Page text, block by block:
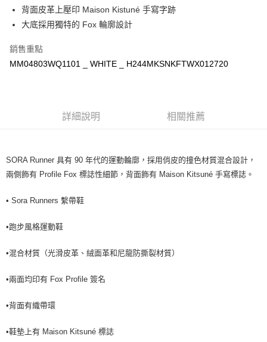
背面皮革上壓印 Maison Kistuné 手寫字跡
大底採用獨特的 Fox 輪廓設計
銷售重點
MM04803WQ1101 _ WHITE _ H244MKSNKFTWX012720
詳細說明 相關推薦
SORA Runner 具有 90 年代的運動輪廓，採用俏皮的撞色材質混合設計，
兩側飾有 Profile Fox 標誌性細節，背面飾有 Maison Kitsuné 手寫標誌。
• Sora Runners 繫帶鞋
•跑步風格運動鞋
•混合材質（光滑皮革、絨面革和尼龍防撕裂材質）
•兩面均印有 Fox Profile 簽名
•背面有織帶環
•鞋墊上有 Maison Kitsuné 標誌